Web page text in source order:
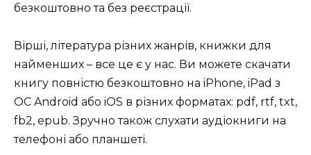
безкоштовно та без реєстрації.
Вірші, література різних жанрів, книжки для
найменших – все це є у нас. Ви можете скачати
книгу повністю безкоштовно на iPhone, iPad з
ОС Android або iOS в різних форматах: pdf, rtf, txt,
fb2, epub. Зручно також слухати аудіокниги на
телефоні або планшеті.